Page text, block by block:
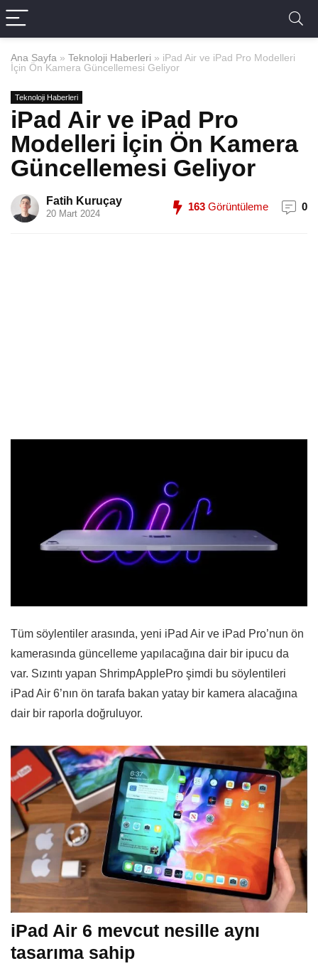
Ana Sayfa » Teknoloji Haberleri » iPad Air ve iPad Pro Modelleri
İçin Ön Kamera Güncellemesi Geliyor
Teknoloji Haberleri
iPad Air ve iPad Pro
Modelleri İçin Ön Kamera
Güncellemesi Geliyor
Fatih Kuruçay
20 Mart 2024
163 Görüntüleme 0
Tüm söylentiler arasında, yeni iPad Air ve iPad Pro’nun ön
kamerasında güncelleme yapılacağına dair bir ipucu da
var. Sızıntı yapan ShrimpApplePro şimdi bu söylentileri
iPad Air 6’nın ön tarafa bakan yatay bir kamera alacağına
dair bir raporla doğruluyor.
iPad Air 6 mevcut nesille aynı
tasarıma sahip